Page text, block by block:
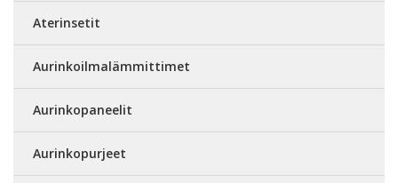
Aterinsetit
Aurinkoilmalämmittimet
Aurinkopaneelit
Aurinkopurjeet